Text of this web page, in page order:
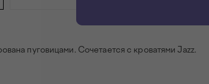
пуговицами. Сочетается с кроватями Jazz.